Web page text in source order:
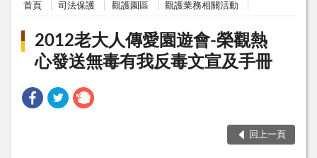
首頁 司法保護 觀護園區 觀護業務相關活動
2012老大人傳愛園遊會-榮觀熱
心發送無毒有我反毒文宣及手冊
回上一頁